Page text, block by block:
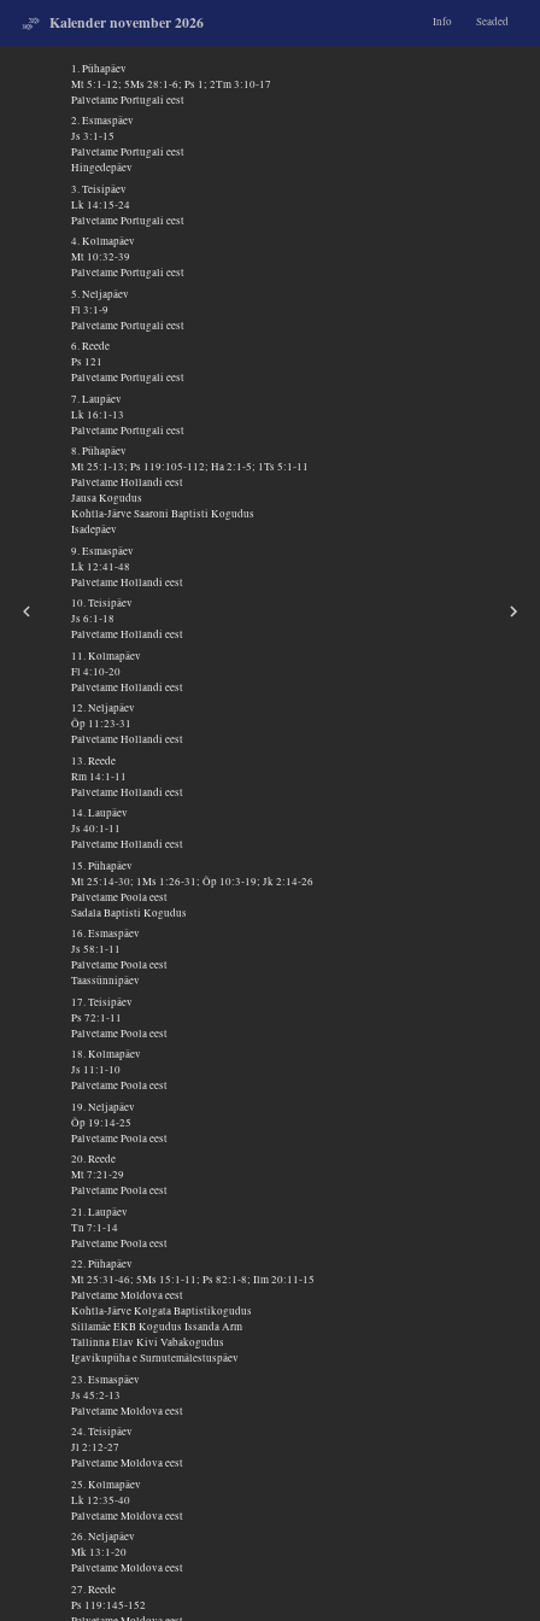
Kalender november 2026 Info Seaded
1. Pühapäev
Mt 5:1-12; 5Ms 28:1-6; Ps 1; 2Tm 3:10-17
Palvetame Portugali eest
2. Esmaspäev
Js 3:1-15
Palvetame Portugali eest
Hingedepäev
3. Teisipäev
Lk 14:15-24
Palvetame Portugali eest
4. Kolmapäev
Mt 10:32-39
Palvetame Portugali eest
5. Neljapäev
Fl 3:1-9
Palvetame Portugali eest
6. Reede
Ps 121
Palvetame Portugali eest
7. Laupäev
Lk 16:1-13
Palvetame Portugali eest
8. Pühapäev
Mt 25:1-13; Ps 119:105-112; Ha 2:1-5; 1Ts 5:1-11
Palvetame Hollandi eest
Jausa Kogudus
Kohtla-Järve Saaroni Baptisti Kogudus
Isadepäev
9. Esmaspäev
Lk 12:41-48
Palvetame Hollandi eest
10. Teisipäev
Js 6:1-18
Palvetame Hollandi eest
11. Kolmapäev
Fl 4:10-20
Palvetame Hollandi eest
12. Neljapäev
Õp 11:23-31
Palvetame Hollandi eest
13. Reede
Rm 14:1-11
Palvetame Hollandi eest
14. Laupäev
Js 40:1-11
Palvetame Hollandi eest
15. Pühapäev
Mt 25:14-30; 1Ms 1:26-31; Õp 10:3-19; Jk 2:14-26
Palvetame Poola eest
Sadala Baptisti Kogudus
16. Esmaspäev
Js 58:1-11
Palvetame Poola eest
Taassünnipäev
17. Teisipäev
Ps 72:1-11
Palvetame Poola eest
18. Kolmapäev
Js 11:1-10
Palvetame Poola eest
19. Neljapäev
Õp 19:14-25
Palvetame Poola eest
20. Reede
Mt 7:21-29
Palvetame Poola eest
21. Laupäev
Tn 7:1-14
Palvetame Poola eest
22. Pühapäev
Mt 25:31-46; 5Ms 15:1-11; Ps 82:1-8; Ilm 20:11-15
Palvetame Moldova eest
Kohtla-Järve Kolgata Baptistikogudus
Sillamäe EKB Kogudus Issanda Arm
Tallinna Elav Kivi Vabakogudus
Igavikupüha e Surnutemälestuspäev
23. Esmaspäev
Js 45:2-13
Palvetame Moldova eest
24. Teisipäev
Jl 2:12-27
Palvetame Moldova eest
25. Kolmapäev
Lk 12:35-40
Palvetame Moldova eest
26. Neljapäev
Mk 13:1-20
Palvetame Moldova eest
27. Reede
Ps 119:145-152